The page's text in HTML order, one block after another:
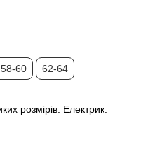
58-60 62-64